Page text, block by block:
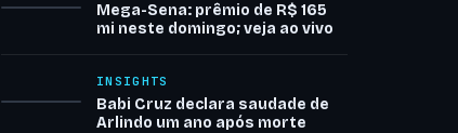
Mega-Sena: prêmio de R$ 165
mi neste domingo; veja ao vivo
INSIGHTS
Babi Cruz declara saudade de
Arlindo um ano após morte